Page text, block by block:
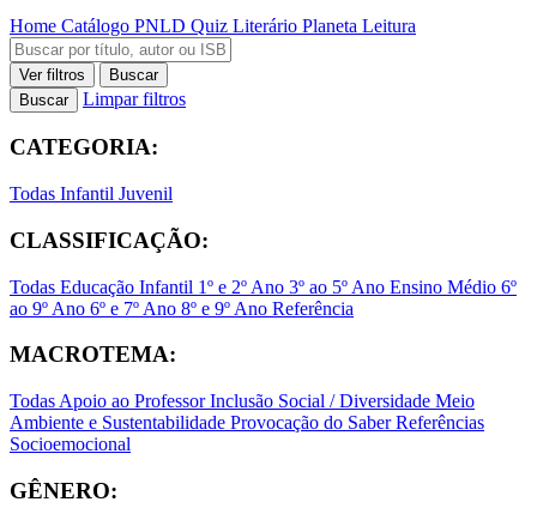
Home Catálogo PNLD Quiz Literário Planeta Leitura
Ver filtros
Buscar
Buscar
Limpar filtros
CATEGORIA:
Todas Infantil Juvenil
CLASSIFICAÇÃO:
Todas Educação Infantil 1º e 2º Ano 3º ao 5º Ano Ensino Médio 6º
ao 9º Ano 6º e 7º Ano 8º e 9º Ano Referência
MACROTEMA:
Todas Apoio ao ProfessorInclusão Social / Diversidade Meio
Ambiente e Sustentabilidade Provocação do SaberReferências
Socioemocional
GÊNERO: